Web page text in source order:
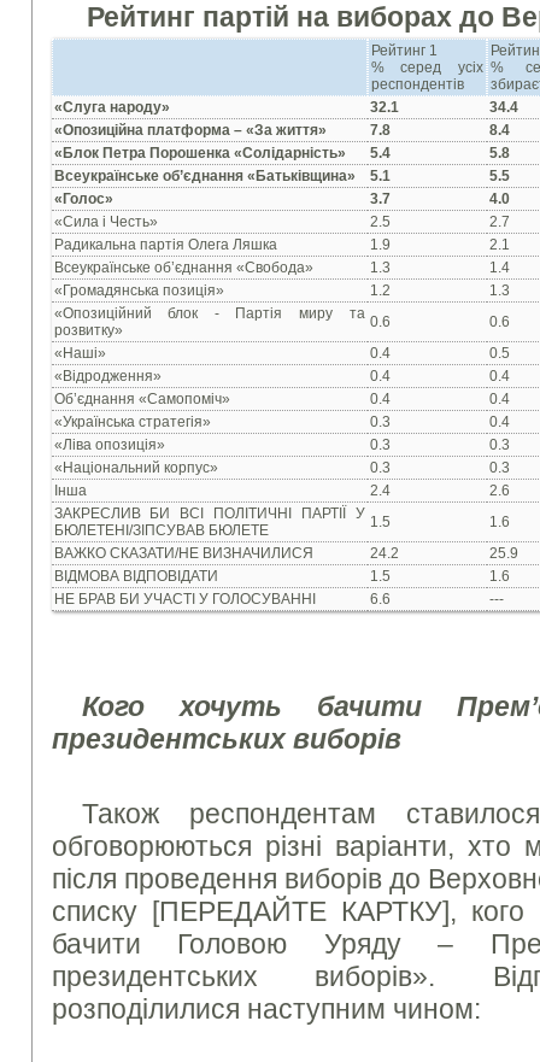
Рейтинг партій на виборах до
Рейтинг 1
% серед усіх
респондентів
%
«Слуга народу»
32.1
34.4
«Опозиційна платформа – «За життя»
7.8
8.4
«Блок Петра Порошенка «Солідарність»
5.4
5.8
Всеукраїнське об’єднання «Батьківщина»
5.1
5.5
«Голос»
3.7
4.0
«Сила і Честь»
2.5
2.7
Радикальна партія Олега Ляшка
1.9
2.1
Всеукраїнське об’єднання «Свобода»
1.3
1.4
«Громадянська позиція»
1.2
1.3
«Опозиційний блок - Партія миру та
розвитку»
0.6
0.6
«Наші»
0.4
0.5
«Відродження»
0.4
0.4
Об’єднання «Самопоміч»
0.4
0.4
«Українська стратегія»
0.3
0.4
«Ліва опозиція»
0.3
0.3
«Національний корпус»
0.3
0.3
Інша
2.4
2.6
ЗАКРЕСЛИВ БИ ВСІ ПОЛІТИЧНІ ПАРТІЇ У
БЮЛЕТЕНІ/ЗІПСУВАВ БЮЛЕТЕ
1.5
1.6
ВАЖКО СКАЗАТИ/НЕ ВИЗНАЧИЛИСЯ
24.2
25.9
ВІДМОВА ВІДПОВІДАТИ
1.5
1.6
НЕ БРАВ БИ УЧАСТІ У ГОЛОСУВАННІ
6.6 ---
Кого хочуть бачити
президентських виборів
Також респондентам
обговорюються різні варіанти,
після проведення виборів до
списку [ПЕРЕДАЙТЕ КАРТКУ], кого
бачити Головою Уряду –
президентських виборів».
розподілилися наступним чином: